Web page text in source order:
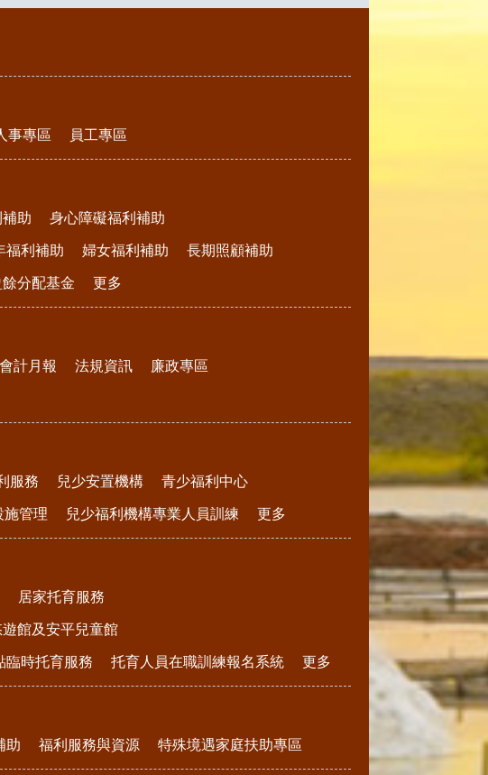
事專區 員工專區
助 身心障礙福利補助
福利補助 婦女福利補助 長期照顧補助
分配基金 更多
會計月報 法規資訊 廉政專區
服務 兒少安置機構 青少福利中心
施管理 兒少福利機構專業人員訓練 更多
居家托育服務
館及安平兒童館
臨時托育服務 托育人員在職訓練報名系統 更多
助 福利服務與資源 特殊境遇家庭扶助專區